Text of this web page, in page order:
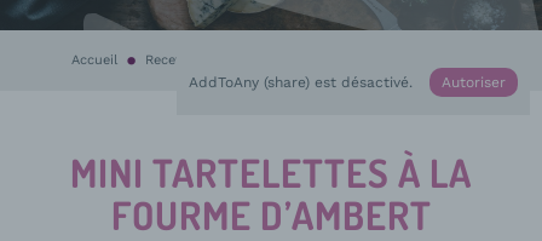
Accueil Recettes
AddToAny (share) est désactivé. Autoriser
MINI TARTELETTES À LA
FOURME D’AMBERT